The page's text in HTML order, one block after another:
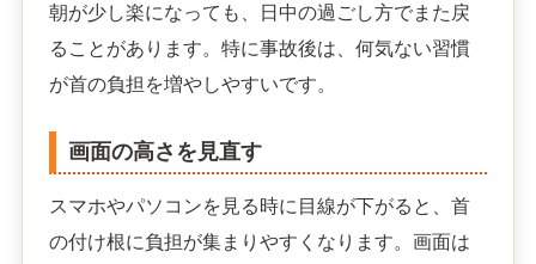
朝が少し楽になっても、日中の過ごし方でまた戻
ることがあります。特に事故後は、何気ない習慣
が首の負担を増やしやすいです。
画面の高さを見直す
スマホやパソコンを見る時に目線が下がると、首
の付け根に負担が集まりやすくなります。画面は